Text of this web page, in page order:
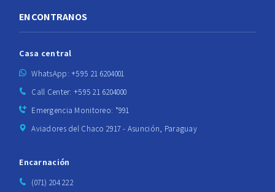
ENCONTRANOS
Casa central
WhatsApp: +595 21 6204001
Call Center: +595 21 6204000
Emergencia Monitoreo: *991
Aviadores del Chaco 2917 - Asunción, Paraguay
Encarnación
(071) 204 222